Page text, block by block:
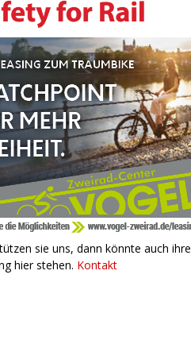
sie uns, dann könnte auch ihre
hier stehen. Kontakt